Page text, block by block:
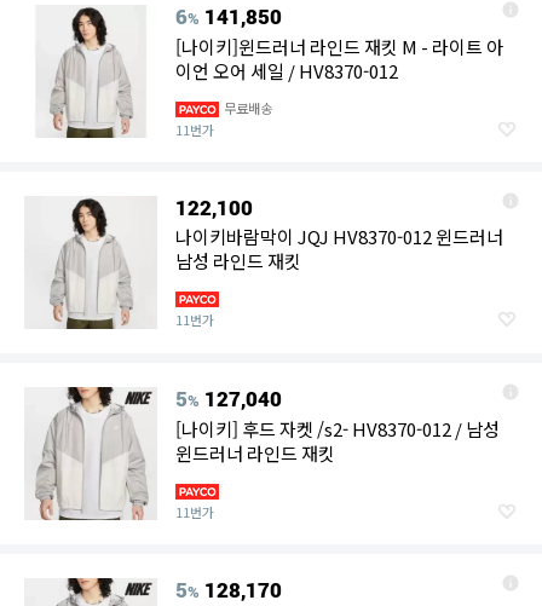
6% 141,850
[나이키]윈드러너 라인드 재킷 M - 라이트 아
이언 오어 세일 / HV8370-012
무료배송
11번가
122,100
나이키바람막이 JQJ HV8370-012 윈드러너
남성 라인드 재킷
11번가
5% 127,040
[나이키] 후드 자켓 /s2- HV8370-012 / 남성
윈드러너 라인드 재킷
11번가
5% 128,170